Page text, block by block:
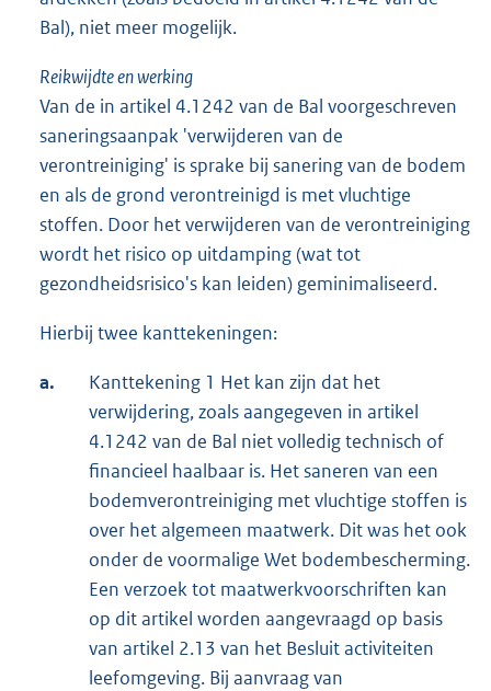
Bal), niet meer mogelijk.
Reikwijdte en werking
Van de in artikel 4.1242 van de Bal voorgeschreven
saneringsaanpak 'verwijderen van de
verontreiniging' is sprake bij sanering van de bodem
en als de grond verontreinigd is met vluchtige
stoffen. Door het verwijderen van de verontreiniging
wordt het risico op uitdamping (wat tot
gezondheidsrisico's kan leiden) geminimaliseerd.
Hierbij twee kanttekeningen:
a.
Kanttekening 1 Het kan zijn dat het
verwijdering, zoals aangegeven in artikel
4.1242 van de Bal niet volledig technisch of
financieel haalbaar is. Het saneren van een
bodemverontreiniging met vluchtige stoffen is
over het algemeen maatwerk. Dit was het ook
onder de voormalige Wet bodembescherming.
Een verzoek tot maatwerkvoorschriften kan
op dit artikel worden aangevraagd op basis
van artikel 2.13 van het Besluit activiteiten
leefomgeving. Bij aanvraag van